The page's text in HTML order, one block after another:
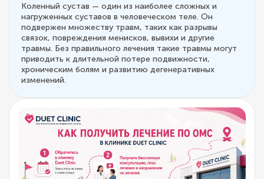
Коленный сустав — один из наиболее сложных и
нагруженных суставов в человеческом теле. Он
подвержен множеству травм, таких как разрывы
связок, повреждения менисков, вывихи и другие
травмы. Без правильного лечения такие травмы могут
приводить к длительной потере подвижности,
хроническим болям и развитию дегенеративных
изменений.